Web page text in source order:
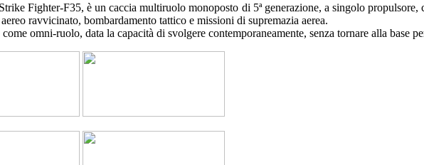
Fighter-F35, è un caccia multiruolo monoposto di 5ª generazione, a singolo propulsore,
ravvicinato, bombardamento tattico e missioni di supremazia aerea.
omni-ruolo, data la capacità di svolgere contemporaneamente, senza tornare alla base